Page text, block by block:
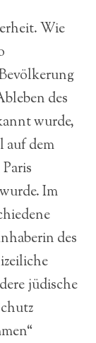
Wie
des
wurde,
auf dem
Im
des
jüdische